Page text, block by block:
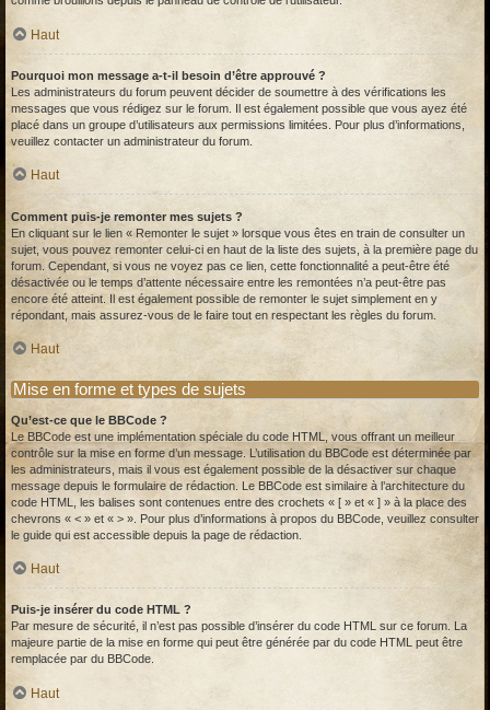
Haut
Pourquoi mon message a-t-il besoin d’être approuvé ?
Les administrateurs du forum peuvent décider de soumettre à des vérifications les
messages que vous rédigez sur le forum. Il est également possible que vous ayez été
placé dans un groupe d’utilisateurs aux permissions limitées. Pour plus d’informations,
veuillez contacter un administrateur du forum.
Haut
Comment puis-je remonter mes sujets ?
En cliquant sur le lien « Remonter le sujet » lorsque vous êtes en train de consulter un
sujet, vous pouvez remonter celui-ci en haut de la liste des sujets, à la première page du
forum. Cependant, si vous ne voyez pas ce lien, cette fonctionnalité a peut-être été
désactivée ou le temps d’attente nécessaire entre les remontées n’a peut-être pas
encore été atteint. Il est également possible de remonter le sujet simplement en y
répondant, mais assurez-vous de le faire tout en respectant les règles du forum.
Haut
Mise en forme et types de sujets
Qu’est-ce que le BBCode ?
Le BBCode est une implémentation spéciale du code HTML, vous offrant un meilleur
contrôle sur la mise en forme d’un message. L’utilisation du BBCode est déterminée par
les administrateurs, mais il vous est également possible de la désactiver sur chaque
message depuis le formulaire de rédaction. Le BBCode est similaire à l’architecture du
code HTML, les balises sont contenues entre des crochets « [ » et « ] » à la place des
chevrons « < » et « > ». Pour plus d’informations à propos du BBCode, veuillez consulter
le guide qui est accessible depuis la page de rédaction.
Haut
Puis-je insérer du code HTML ?
Par mesure de sécurité, il n’est pas possible d’insérer du code HTML sur ce forum. La
majeure partie de la mise en forme qui peut être générée par du code HTML peut être
remplacée par du BBCode.
Haut